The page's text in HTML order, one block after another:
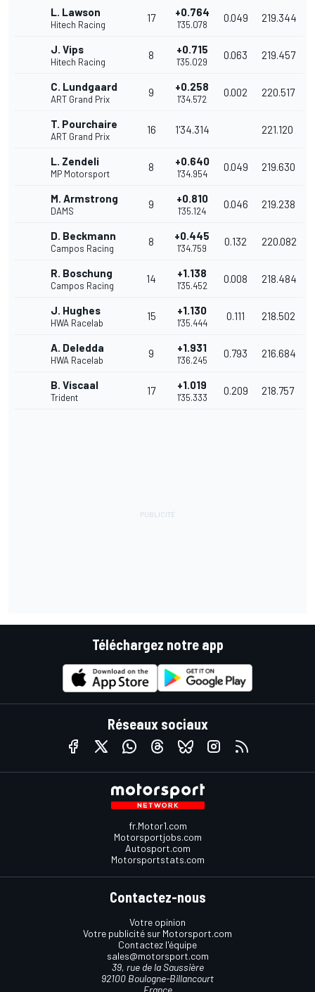
L. Lawson
Hitech Racing
17 +0.764
1'35.078
0.049 219.344
J. Vips
Hitech Racing
8 +0.715
1'35.029
0.063 219.457
C. Lundgaard
ART Grand Prix
9 +0.258
1'34.572
0.002 220.517
T. Pourchaire
ART Grand Prix
16 1'34.314 221.120
L. Zendeli
MP Motorsport
8 +0.640
1'34.954
0.049 219.630
M. Armstrong
DAMS
9 +0.810
1'35.124
0.046 219.238
D. Beckmann
Campos Racing
8 +0.445
1'34.759
0.132 220.082
R. Boschung
Campos Racing
14 +1.138
1'35.452
0.008 218.484
J. Hughes
HWA Racelab
15 +1.130
1'35.444
0.111 218.502
A. Deledda
HWA Racelab
9 +1.931
1'36.245
0.793 216.684
B. Viscaal
Trident
17 +1.019
1'35.333
0.209 218.757
Téléchargez notre app
Réseaux sociaux
fr.Motor1.com
Motorsportjobs.com
Autosport.com
Motorsportstats.com
Contactez-nous
Votre opinion
Votre publicité sur Motorsport.com
Contactez l'équipe
sales@motorsport.com
39, rue de la Saussière
92100 Boulogne-Billancourt
France